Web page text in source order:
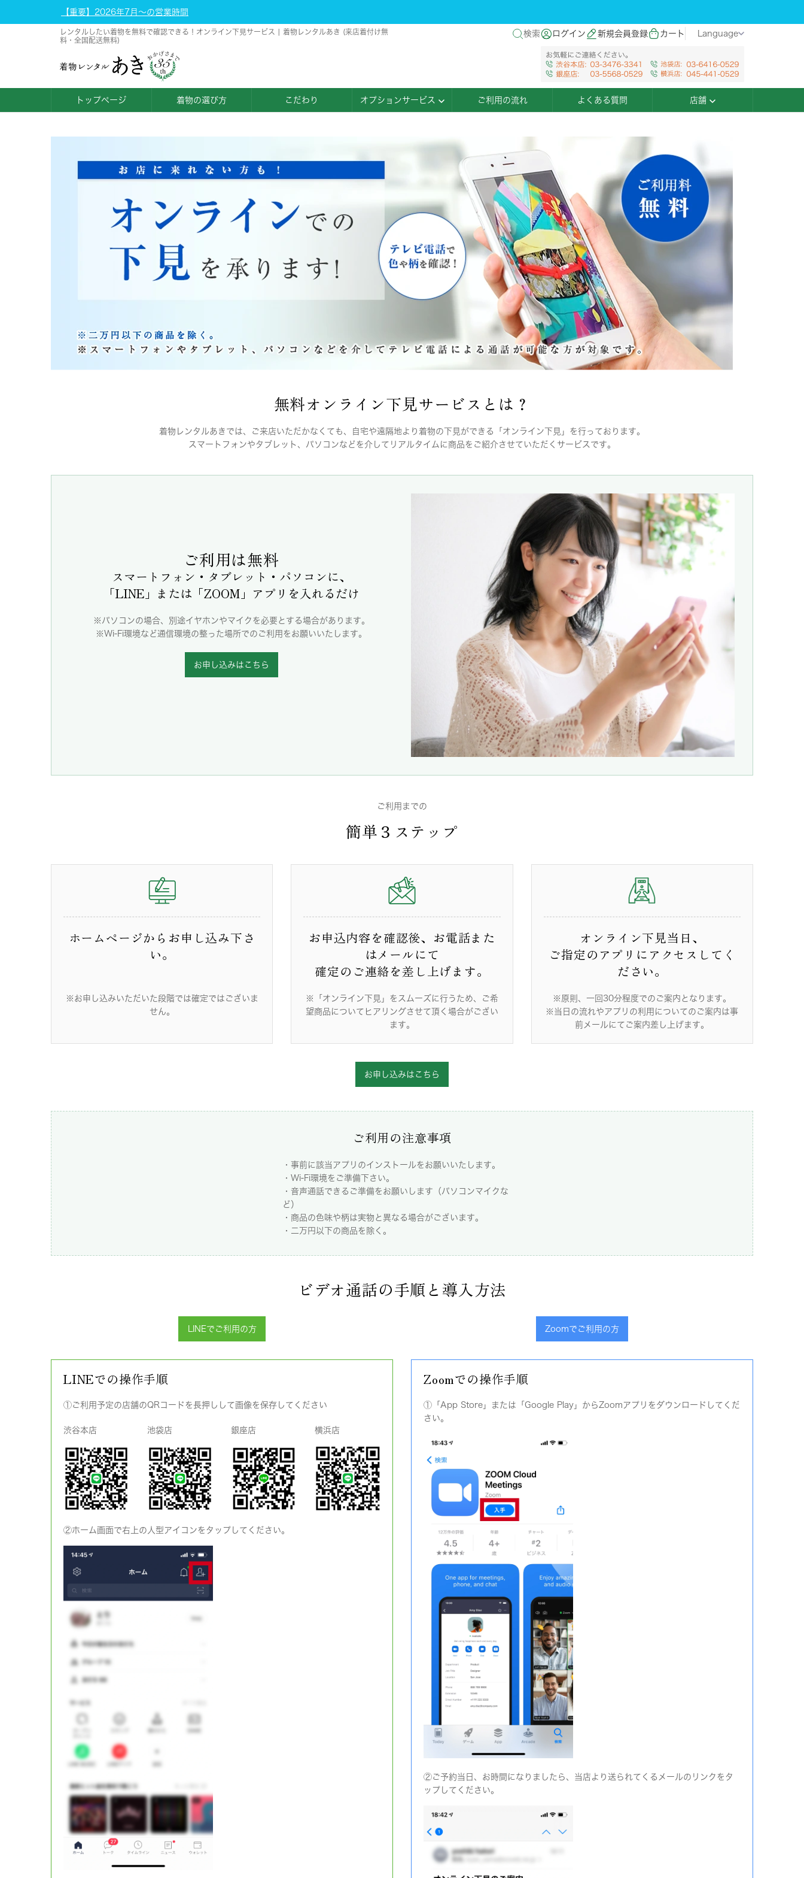
【重要】2026年7月～の営業時間
レンタルしたい着物を無料で確認できる！オンライン下見サービス | 着物レンタルあき (来店着付け無
料・全国配送無料)
検索 ログイン 新規会員登録 カート Language
トップページ 着物の選び方 こだわり オプションサービス ご利用の流れ よくある質問 店舗
無料オンライン下見サービスとは？
着物レンタルあきでは、ご来店いただかなくても、自宅や遠隔地より着物の下見ができる「オンライン下見」を行っております。
スマートフォンやタブレット、パソコンなどを介してリアルタイムに商品をご紹介させていただくサービスです。
ご利用は無料
スマートフォン・タブレット・パソコンに、
「LINE」または「ZOOM」アプリを入れるだけ
※パソコンの場合、別途イヤホンやマイクを必要とする場合があります。
※Wi-Fi環境など通信環境の整った場所でのご利用をお願いいたします。
お申し込みはこちら
ご利用までの
簡単３ステップ
ホームページからお申し込み下さ
い。
※お申し込みいただいた段階では確定ではございま
せん。
お申込内容を確認後、お電話また
はメールにて
確定のご連絡を差し上げます。
※「オンライン下見」をスムーズに行うため、ご希
望商品についてヒアリングさせて頂く場合がござい
ます。
オンライン下見当日、
ご指定のアプリにアクセスしてく
ださい。
※原則、一回30分程度でのご案内となります。
※当日の流れやアプリの利用についてのご案内は事
前メールにてご案内差し上げます。
お申し込みはこちら
ご利用の注意事項
・事前に該当アプリのインストールをお願いいたします。
・Wi-Fi環境をご準備下さい。
・音声通話できるご準備をお願いします（パソコンマイクな
ど）
・商品の色味や柄は実物と異なる場合がございます。
・二万円以下の商品を除く。
ビデオ通話の手順と導入方法
LINEでご利用の方 Zoomでご利用の方
LINEでの操作手順
①ご利用予定の店舗のQRコードを長押しして画像を保存してください
渋谷本店 池袋店 銀座店 横浜店
②ホーム画面で右上の人型アイコンをタップしてください。
Zoomでの操作手順
①「App Store」または「Google Play」からZoomアプリをダウンロードしてくだ
さい。
②ご予約当日、お時間になりましたら、当店より送られてくるメールのリンクをタ
ップしてください。